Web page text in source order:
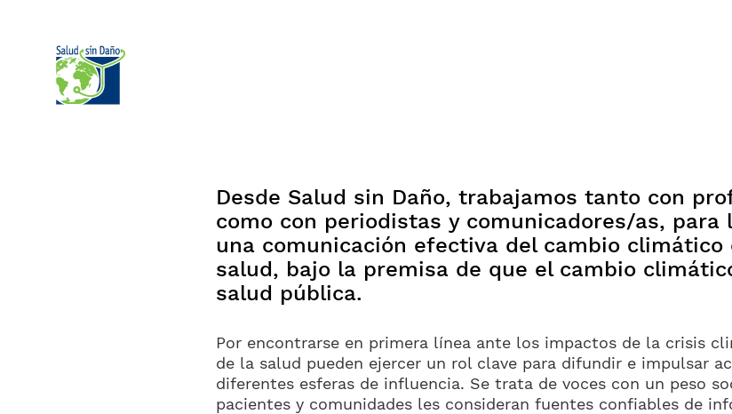
Desde Salud sin Daño, trabajamos tanto con
como con periodistas y comunicadores/as, para
una comunicación efectiva del cambio climático
salud, bajo la premisa de que el cambio
salud pública.
Por encontrarse en primera línea ante los impactos de la crisis
de la salud pueden ejercer un rol clave para difundir e impulsar
diferentes esferas de influencia. Se trata de voces con un peso
pacientes y comunidades les consideran fuentes confiables de